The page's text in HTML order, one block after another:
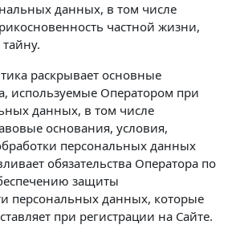
данных, в том числе
частной жизни,
раскрывает основные
используемые Оператором при
данных, в том числе
основания, условия,
персональных данных
обязательства Оператора по
защиты
персональных данных, которые
при регистрации на Сайте.